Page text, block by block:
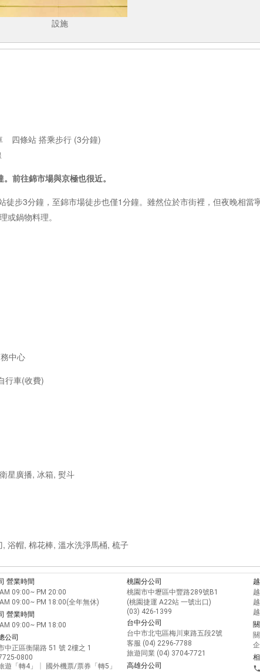
設施
四條站 搭乘步行 (3分鐘)
前往錦市場與京極也很近。
步3分鐘，至錦市場徒步也僅1分鐘。雖然位於市街裡，但夜晚相當
或鍋物料理。
中心
行車(收費)
星廣播, 冰箱, 熨斗
浴帽, 棉花棒, 溫水洗淨馬桶, 梳子